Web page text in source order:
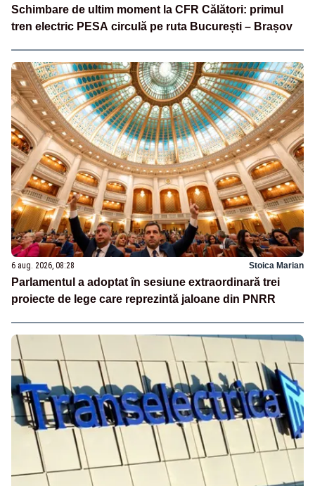
Schimbare de ultim moment la CFR Călători: primul
tren electric PESA circulă pe ruta București – Brașov
6 aug. 2026, 08:28 Stoica Marian
Parlamentul a adoptat în sesiune extraordinară trei
proiecte de lege care reprezintă jaloane din PNRR